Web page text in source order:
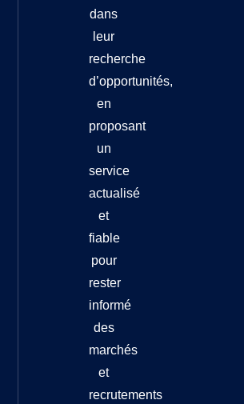
dans
leur
recherche
d’opportunités,
en
proposant
un
service
actualisé
et
fiable
pour
rester
informé
des
marchés
et
recrutements